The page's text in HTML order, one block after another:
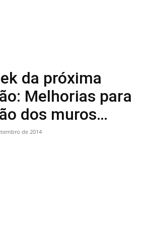
da próxima
Melhorias para
dos muros…
de 2014